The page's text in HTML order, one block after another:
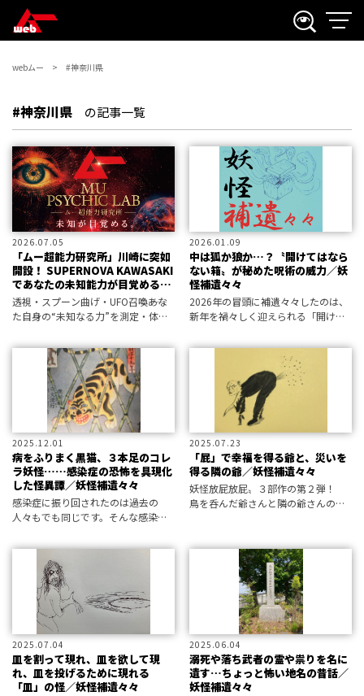
webムー #神奈川県
#神奈川県 の記事一覧
2026.07.05
「ムー超能力研究所」川崎に突如
開設！ SUPERNOVA KAWASAKI
であなたの未知能力が目覚める
（2026.8.18-28）
透視・スプーン曲げ・UFO召喚――あな
た自身の“未知なる力”を測定・体験
2026.01.09
中は狐か狼か…？〝開けてはなら
ない箱〟が秘めた呪術の威力／妖
怪補遺々々
2026年の冒頭に補遺々々したのは、
新年を禍々しく迎えられる「開けて
編！ 開けてしまったがために起き
た出来事の文献記録の数々です。す
なわちすべて〝本当にあった話〟。
2025.12.01
病をふりまく黒猫、３本足のコレ
ラ妖怪……感染症の恐怖を具現化
した怪異譚／妖怪補遺々々
感染症に振り回されたのは過去の
人々もでも同じです。そんな感染症
したーー ホラー小説家にして屈指の
妖怪研究家・黒史郎が、記録には残
されながらも人々から“忘れ去られた
2025.07.23
「屁」で幸福を得る爺と、災いを
得る隣の爺／妖怪補遺々々
妖怪放屁放屁〟３部作の第２弾！
鳥を呑んだ爺さんと隣の爺さんの物
2025.07.04
皿を割って現れ、皿を欲して現
れ、皿を投げるために現れる
「皿」の怪／妖怪補遺々々
2025.06.04
溺死や落ち武者の霊や祟りを名に
遺す…ちょっと怖い地名の昔話／
妖怪補遺々々